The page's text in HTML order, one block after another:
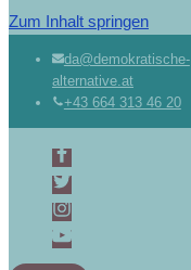
Zum Inhalt springen
da@demokratische-
alternative.at
+43 664 313 46 20